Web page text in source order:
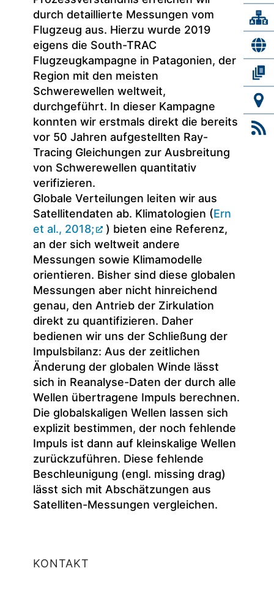
durch detaillierte Messungen vom
Flugzeug aus. Hierzu wurde 2019
eigens die South-TRAC
Flugzeugkampagne in Patagonien, der
Region mit den meisten
Schwerewellen weltweit,
durchgeführt. In dieser Kampagne
konnten wir erstmals direkt die bereits
vor 50 Jahren aufgestellten Ray-
Tracing Gleichungen zur Ausbreitung
von Schwerewellen quantitativ
verifizieren.
Globale Verteilungen leiten wir aus
Satellitendaten ab. Klimatologien (Ern
et al., 2018;
) bieten eine Referenz,
an der sich weltweit andere
Messungen sowie Klimamodelle
orientieren. Bisher sind diese globalen
Messungen aber nicht hinreichend
genau, den Antrieb der Zirkulation
direkt zu quantifizieren. Daher
bedienen wir uns der Schließung der
Impulsbilanz: Aus der zeitlichen
Änderung der globalen Winde lässt
sich in Reanalyse-Daten der durch alle
Wellen übertragene Impuls berechnen.
Die globalskaligen Wellen lassen sich
explizit bestimmen, der noch fehlende
Impuls ist dann auf kleinskalige Wellen
zurückzuführen. Diese fehlende
Beschleunigung (engl. missing drag)
lässt sich mit Abschätzungen aus
Satelliten-Messungen vergleichen.
KONTAKT